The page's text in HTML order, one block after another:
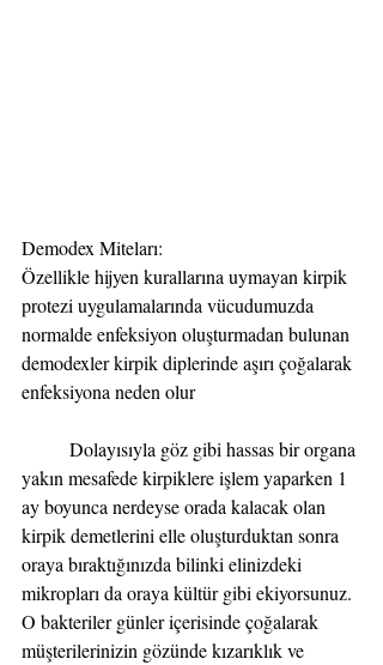
Demodex Miteları:
Özellikle hijyen kurallarına uymayan kirpik
protezi uygulamalarında vücudumuzda
normalde enfeksiyon oluşturmadan bulunan
demodexler kirpik diplerinde aşırı çoğalarak
enfeksiyona neden olur
yakın mesafede kirpiklere işlem yaparken 1
ay boyunca nerdeyse orada kalacak olan
kirpik demetlerini elle oluşturduktan sonra
oraya bıraktığınızda bilinki elinizdeki
mikropları da oraya kültür gibi ekiyorsunuz.
O bakteriler günler içerisinde çoğalarak
müşterilerinizin gözünde kızarıklık ve